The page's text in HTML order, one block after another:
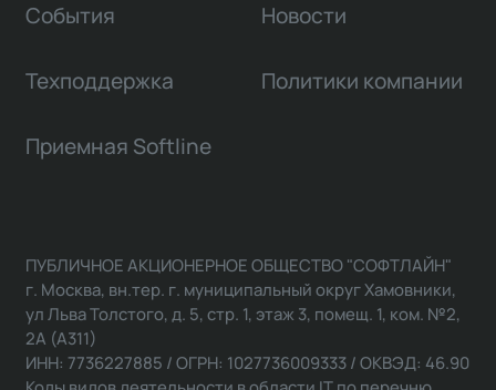
События Новости
Техподдержка Политики компании
Приемная Softline
ПУБЛИЧНОЕ АКЦИОНЕРНОЕ ОБЩЕСТВО "СОФТЛАЙН"
г. Москва, вн.тер. г. муниципальный округ Хамовники,
ул Льва Толстого, д. 5, стр. 1, этаж 3, помещ. 1, ком. №2,
2А (А311)
ИНН: 7736227885 / ОГРН: 1027736009333 / ОКВЭД: 46.90